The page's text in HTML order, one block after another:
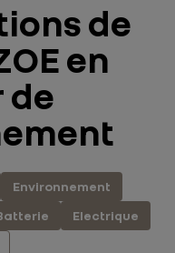
de
en
de
Environnement
Electrique